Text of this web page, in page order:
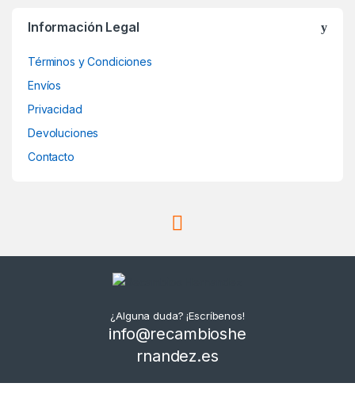
Información Legal
Términos y Condiciones
Envíos
Privacidad
Devoluciones
Contacto
¿Alguna duda? ¡Escríbenos!
info@recambioshe
rnandez.es